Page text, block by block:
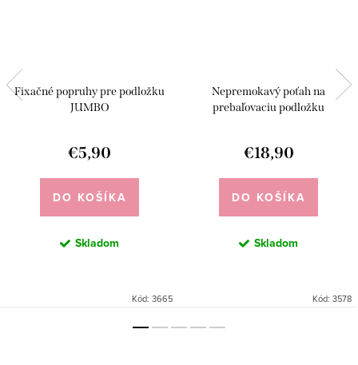
Fixačné popruhy pre podložku
JUMBO
€5,90
DO KOŠÍKA
Skladom
Kód: 3665
Nepremokavý poťah na
prebaľovaciu podložku
€18,90
DO KOŠÍKA
Skladom
Kód: 3578